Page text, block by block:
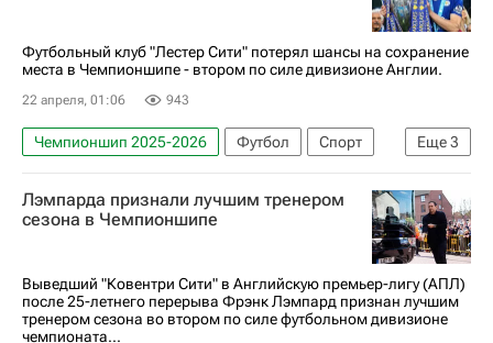
Футбольный клуб "Лестер Сити" потерял шансы на сохранение
места в Чемпионшипе - втором по силе дивизионе Англии.
22 апреля, 01:06 943
Еще3
Чемпионшип 2025-2026 Футбол
Спорт
Лестер Сити
Халл Сити
АПЛ 2026-2027 (Чемпионат Англии по футболу)
Лэмпарда признали лучшим тренером
сезона в Чемпионшипе
Выведший "Ковентри Сити" в Английскую премьер-лигу (АПЛ)
после 25-летнего перерыва Фрэнк Лэмпард признан лучшим
тренером сезона во втором по силе футбольном дивизионе
чемпионата...